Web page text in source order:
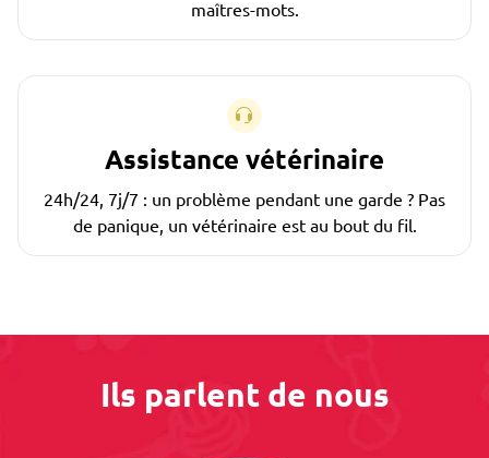
maîtres-mots.
Assistance vétérinaire
24h/24, 7j/7 : un problème pendant une garde ? Pas
de panique, un vétérinaire est au bout du fil.
Ils parlent de nous